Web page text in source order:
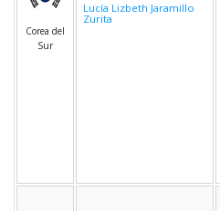
Corea del
Sur
Lucía Lizbeth Jaramillo
Zurita